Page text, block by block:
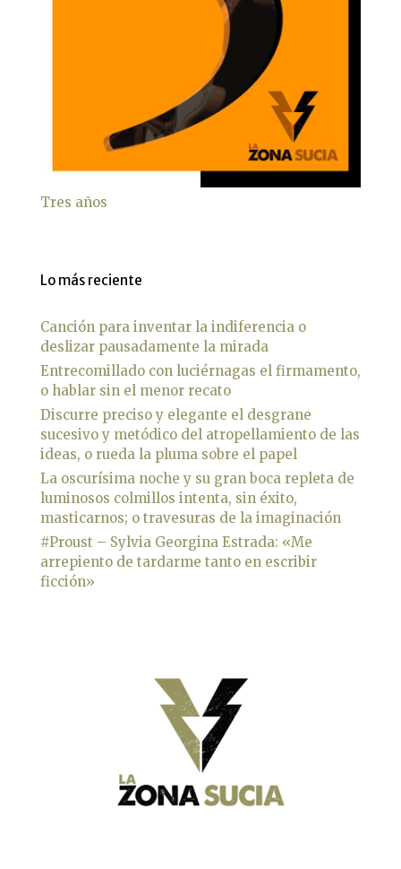
Tres años
Lo más reciente
Canción para inventar la indiferencia o
deslizar pausadamente la mirada
Entrecomillado con luciérnagas el firmamento,
o hablar sin el menor recato
Discurre preciso y elegante el desgrane
sucesivo y metódico del atropellamiento de las
ideas, o rueda la pluma sobre el papel
La oscurísima noche y su gran boca repleta de
luminosos colmillos intenta, sin éxito,
masticarnos; o travesuras de la imaginación
#Proust – Sylvia Georgina Estrada: «Me
arrepiento de tardarme tanto en escribir
ficción»